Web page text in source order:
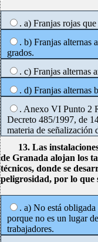
. a) Franjas rojas
. b) Franjas alternas
grados.
. c) Franjas alternas
. d) Franjas alternas
. Anexo VI Punto 2
Decreto 485/1997, de
materia de señalización
13. Las
de Granada alojan los
técnicos, donde se
peligrosidad, por lo que
. a) No está
porque no es un lugar
trabajadores.